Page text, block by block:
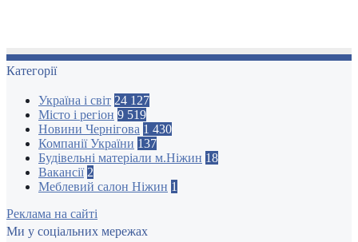
Категорії
Україна і світ 24 127
Місто і регіон 9 519
Новини Чернігова 1 430
Компанії України 137
Будівельні матеріали м.Ніжин 18
Вакансії 2
Меблевий салон Ніжин 1
Реклама на сайті
Ми у соціальних мережах